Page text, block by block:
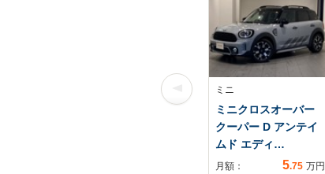
ミニ
ミニクロスオーバー
クーパー D アンテイ
ムド エディ…
月額： 5.75 万円